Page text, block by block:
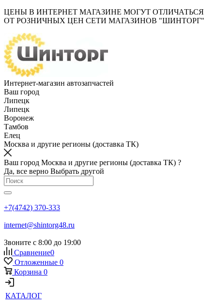
ЦЕНЫ В ИНТЕРНЕТ МАГАЗИНЕ МОГУТ ОТЛИЧАТЬСЯ
ОТ РОЗНИЧНЫХ ЦЕН СЕТИ МАГАЗИНОВ "ШИНТОРГ"
Интернет-магазин автозапчастей
Ваш город
Липецк
Липецк
Воронеж
Тамбов
Елец
Москва и другие регионы (доставка ТК)
Ваш город Москва и другие регионы (доставка ТК) ?
Да, все верно Выбрать другой
+7(4742) 370-333
internet@shintorg48.ru
Звоните с 8:00 до 19:00
Сравнение0
Отложенные 0
Корзина 0
КАТАЛОГ